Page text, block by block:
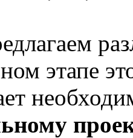
этапе